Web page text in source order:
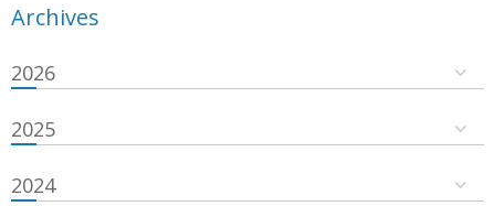
Archives
2026
2025
2024